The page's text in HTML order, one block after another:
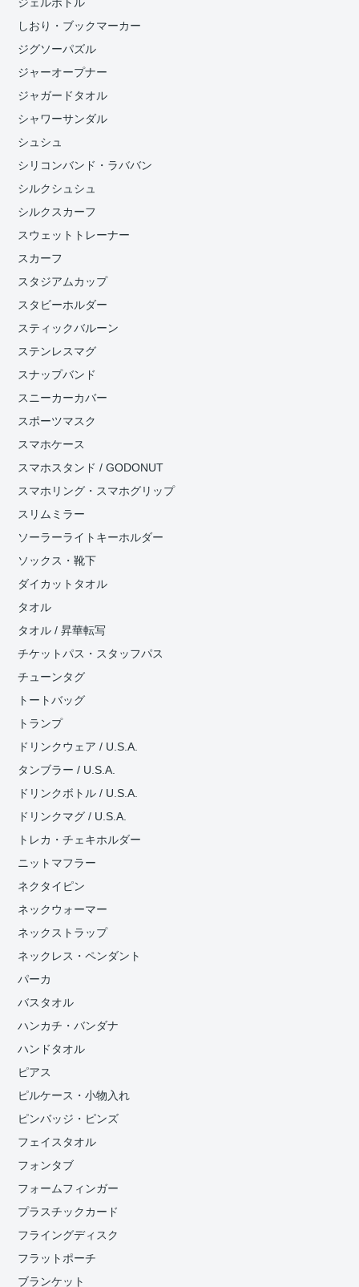
ジェルボトル
しおり・ブックマーカー
ジグソーパズル
ジャーオープナー
ジャガードタオル
シャワーサンダル
シュシュ
シリコンバンド・ラババン
シルクシュシュ
シルクスカーフ
スウェットトレーナー
スカーフ
スタジアムカップ
スタビーホルダー
スティックバルーン
ステンレスマグ
スナップバンド
スニーカーカバー
スポーツマスク
スマホケース
スマホスタンド / GODONUT
スマホリング・スマホグリップ
スリムミラー
ソーラーライトキーホルダー
ソックス・靴下
ダイカットタオル
タオル
タオル / 昇華転写
チケットパス・スタッフパス
チューンタグ
トートバッグ
トランプ
ドリンクウェア / U.S.A.
タンブラー / U.S.A.
ドリンクボトル / U.S.A.
ドリンクマグ / U.S.A.
トレカ・チェキホルダー
ニットマフラー
ネクタイピン
ネックウォーマー
ネックストラップ
ネックレス・ペンダント
パーカ
バスタオル
ハンカチ・バンダナ
ハンドタオル
ピアス
ピルケース・小物入れ
ピンバッジ・ピンズ
フェイスタオル
フォンタブ
フォームフィンガー
プラスチックカード
フライングディスク
フラットポーチ
ブランケット